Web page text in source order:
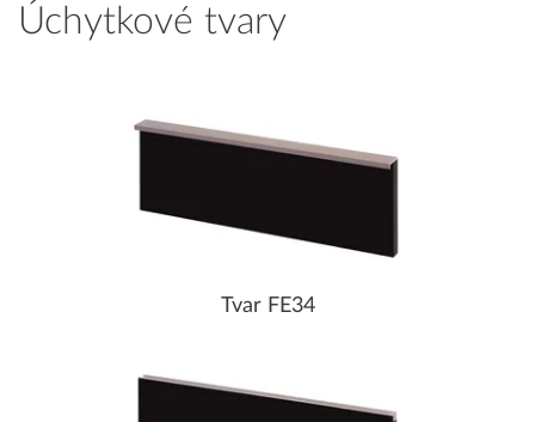
Úchytkové tvary
Tvar FE34